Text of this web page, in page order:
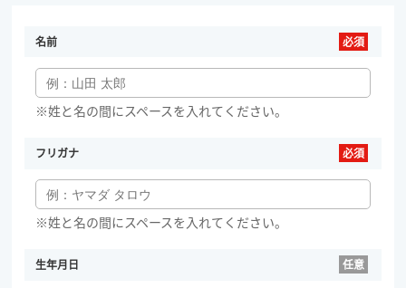
名前
※姓と名の間にスペースを入れてください。
フリガナ
※姓と名の間にスペースを入れてください。
生年月日